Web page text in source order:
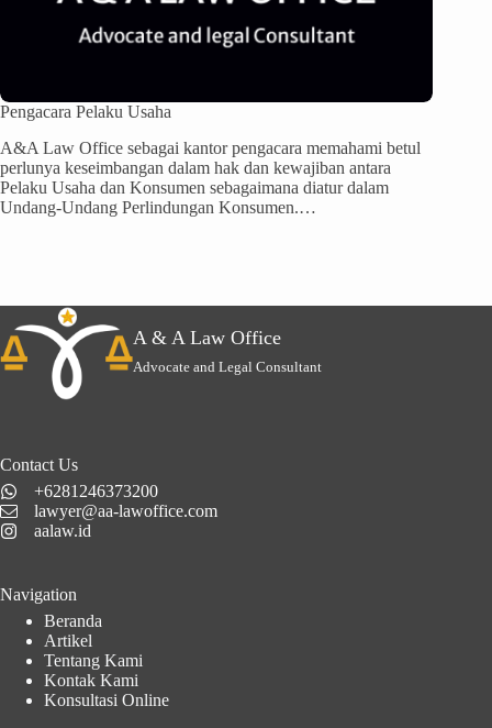
Pengacara Pelaku Usaha
A&A Law Office sebagai kantor pengacara memahami betul
perlunya keseimbangan dalam hak dan kewajiban antara
Pelaku Usaha dan Konsumen sebagaimana diatur dalam
Undang-Undang Perlindungan Konsumen.…
A & A Law Office
Advocate and Legal Consultant
Contact Us
+6281246373200
lawyer@aa-lawoffice.com
aalaw.id
Navigation
Beranda
Artikel
Tentang Kami
Kontak Kami
Konsultasi Online